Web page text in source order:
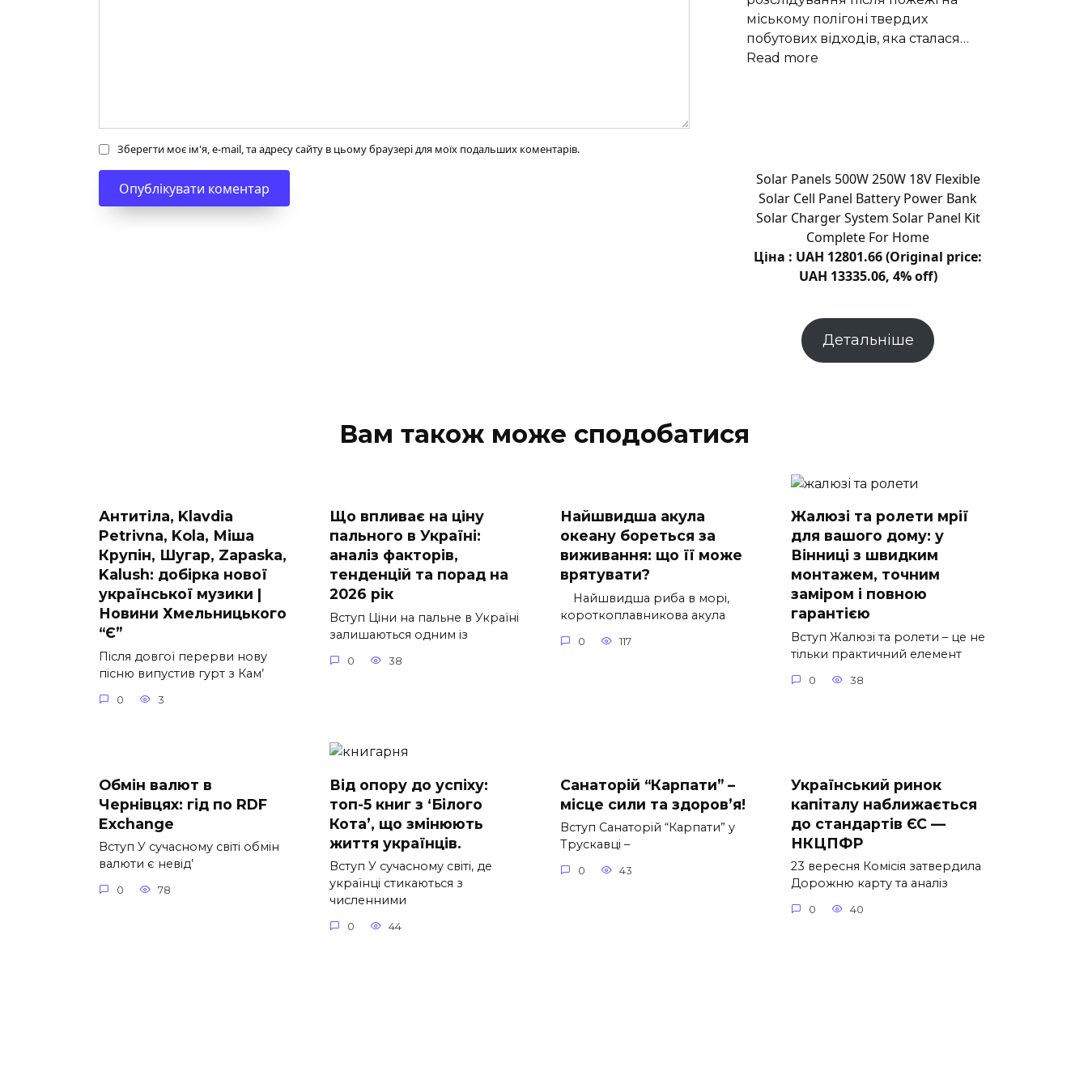
Зберегти моє ім'я, e-mail, та адресу сайту в цьому браузері для моїх подальших коментарів.
міському полігоні твердих
побутових відходів, яка сталася…
Read more
встановлюватиме
комісія
Solar Panels 500W 250W 18V Flexible
Solar Cell Panel Battery Power Bank
Solar Charger System Solar Panel Kit
Complete For Home
Ціна : UAH 12801.66 (Original price:
UAH 13335.06, 4% off)
Детальніше
Вам також може сподобатися
Антитіла, Klavdia
Petrivna, Kola, Міша
Крупін, Шугар, Zapaska,
Kalush: добірка нової
української музики |
Новини Хмельницького
“Є”
Після довгої перерви нову
пісню випустив гурт з Кам’
0 3
Що впливає на ціну
пального в Україні:
аналіз факторів,
тенденцій та порад на
2026 рік
Вступ Ціни на пальне в Україні
залишаються одним із
0 38
Найшвидша акула
океану бореться за
виживання: що її може
врятувати?
Найшвидша риба в морі,
короткоплавникова акула
0 117
Жалюзі та ролети мрії
для вашого дому: у
Вінниці з швидким
монтажем, точним
заміром і повною
гарантією
Вступ Жалюзі та ролети – це не
тільки практичний елемент
0 38
Обмін валют в
Чернівцях: гід по RDF
Exchange
Вступ У сучасному світі обмін
валюти є невід’
0 78
Від опору до успіху:
топ-5 книг з ‘Білого
Кота’, що змінюють
життя українців.
Вступ У сучасному світі, де
українці стикаються з
численними
0 44
Санаторій “Карпати” –
місце сили та здоров’я!
Вступ Санаторій “Карпати” у
Трускавці –
0 43
Український ринок
капіталу наближається
до стандартів ЄС —
НКЦПФР
23 вересня Комісія затвердила
Дорожню карту та аналіз
0 40